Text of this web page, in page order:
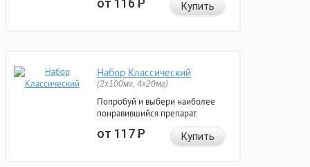
от 116Р Купить
Набор Классический
(2x100мг, 4x20мг)
Попробуй и выбери наиболее
понравившийся препарат.
от 117Р Купить